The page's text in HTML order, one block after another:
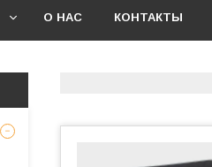
О НАС КОНТАКТЫ